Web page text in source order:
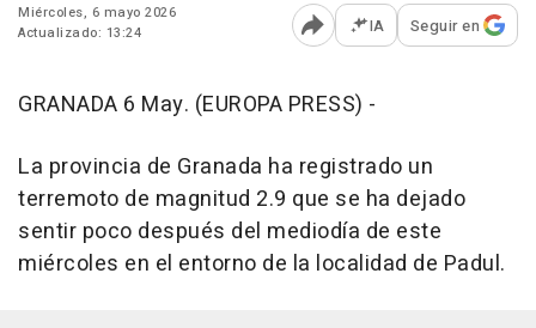
Miércoles, 6 mayo 2026
Actualizado: 13:24
Abrir opciones para
IA Seguir en
GRANADA 6 May. (EUROPA PRESS) -
La provincia de Granada ha registrado un
terremoto de magnitud 2.9 que se ha dejado
sentir poco después del mediodía de este
miércoles en el entorno de la localidad de Padul.